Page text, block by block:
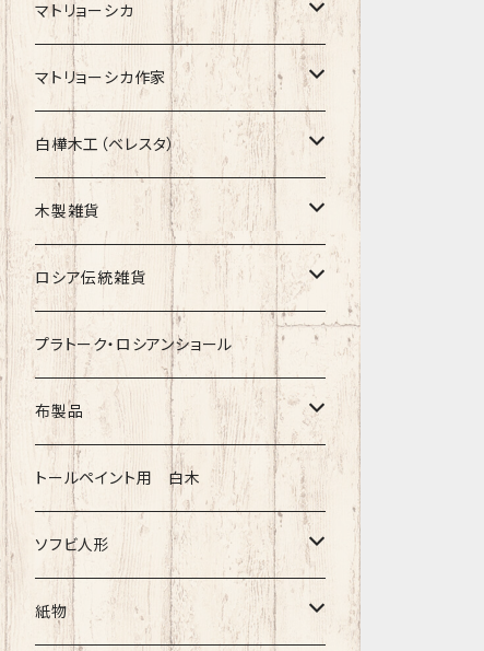
マトリョーシカ
ノン入れ子マトリョーシカ
イコンモチーフ
クリスマス
ノリンスクの子達
動物マトリョーシカ
セミョーノフの子達
その他のマトショーシカ
キーロフの子達
マトリョーシカ作家
イリーナ・ヴァトゥルーシキナ
タマラ・コリエワ
ナジェジダ・イワンツォワ
リュボーフィ・ブズイキナ
タチアナ ドゥビニッチ
エレナ・イワンツォワ
バローニナ・マリヤ
ヴィクトル・ニキーチン
白樺木工（ベレスタ）
型押しの箱
キャニスター
白樺編み
トレイ・平皿
白樺靴
白樺その他
木製雑貨
ニードルケース・お針刺し
ベル・起きあがりこぼし
オルゴール
キッチン
イースターエッグ
小物入れ・ボトルケース
ロシア伝統雑貨
ホフロマ
アルハンゲリスク
ゴロジェッツ
ジョストボ
グジェリ
プラトーク・ロシアンショール
布製品
キッチンクロス
ソビエトデザイン 昔の布
切り売り布・リボン
トールペイント用 白木
ソフビ人形
現代物
紙物